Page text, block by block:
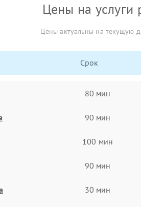
Цены на услуги
Цены актуальны на текущую
Срок
80 мин
90 мин
100 мин
90 мин
30 мин